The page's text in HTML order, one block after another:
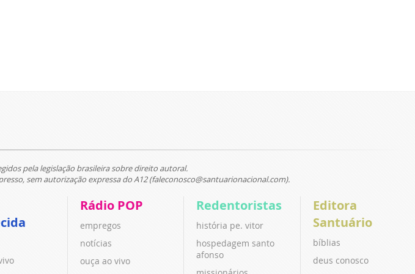
pela legislação brasileira sobre direito autoral.
sem autorização expressa do A12 (faleconosco@santuarionacional.com).
Rádio POP
empregos
notícias
ouça ao vivo
Redentoristas
história pe. vitor
hospedagem santo
afonso
Editora
Santuário
bíblias
deus conosco